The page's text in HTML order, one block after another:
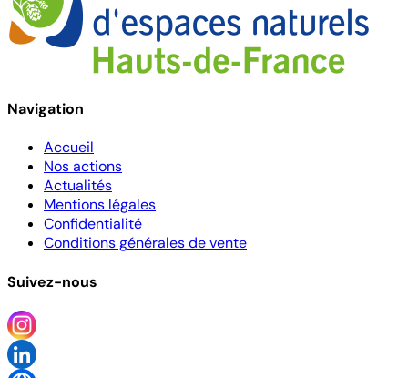
Navigation
Accueil
Nos actions
Actualités
Mentions légales
Confidentialité
Conditions générales de vente
Suivez-nous